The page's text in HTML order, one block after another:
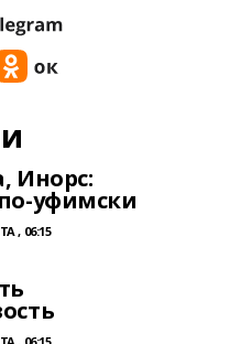
Инорс:
уфимски
, 06:15